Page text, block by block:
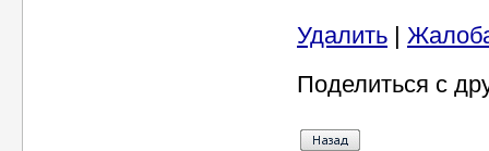
Удалить |
Поделиться с